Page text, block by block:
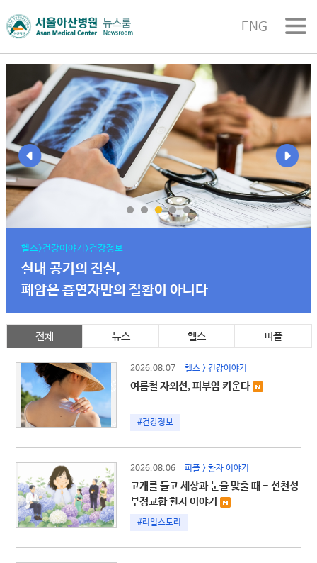
ENG
헬스>건강이야기>건강정보
실내 공기의 진실,
폐암은 흡연자만의 질환이 아니다
전체 뉴스 헬스 피플
2026.08.07 헬스 > 건강이야기
여름철 자외선, 피부암 키운다
#건강정보
2026.08.06 피플 > 환자 이야기
고개를 들고 세상과 눈을 맞출 때 - 선천성
부정교합 환자 이야기
#리얼스토리